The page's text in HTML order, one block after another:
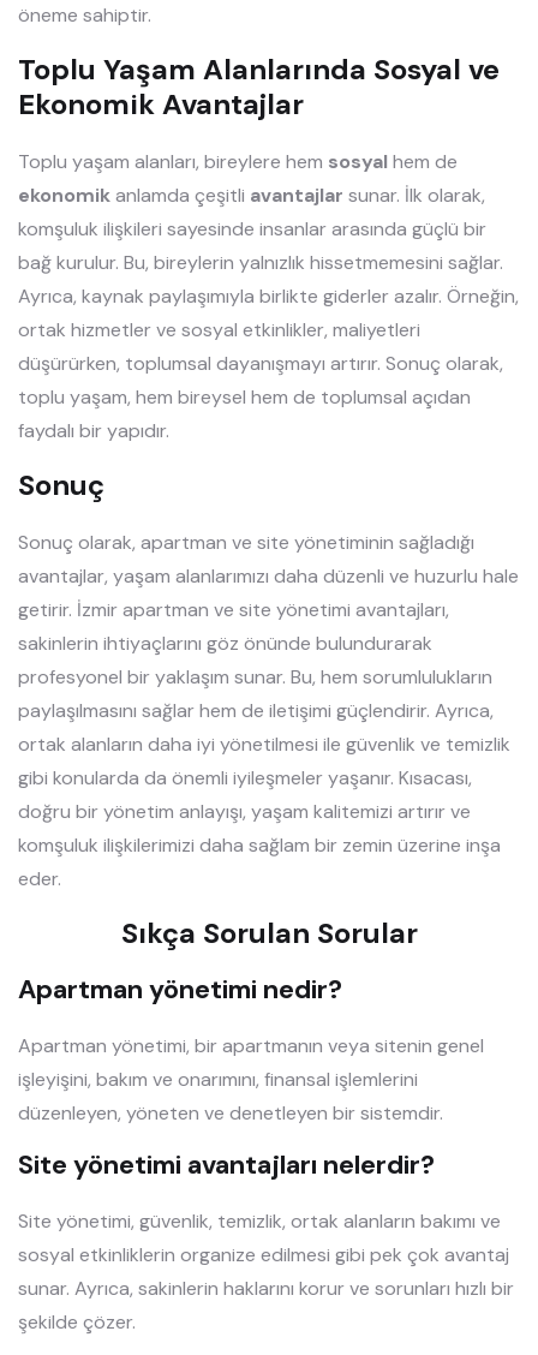
öneme sahiptir.
Toplu Yaşam Alanlarında Sosyal ve
Ekonomik Avantajlar
Toplu yaşam alanları, bireylere hem sosyalhem de
ekonomikanlamda çeşitli avantajlar sunar. İlk olarak,
komşuluk ilişkileri sayesinde insanlar arasında güçlü bir
bağ kurulur. Bu, bireylerin yalnızlık hissetmemesini sağlar.
Ayrıca, kaynak paylaşımıyla birlikte giderler azalır. Örneğin,
ortak hizmetler ve sosyal etkinlikler, maliyetleri
düşürürken, toplumsal dayanışmayı artırır. Sonuç olarak,
toplu yaşam, hem bireysel hem de toplumsal açıdan
faydalı bir yapıdır.
Sonuç
Sonuç olarak, apartman ve site yönetiminin sağladığı
avantajlar, yaşam alanlarımızı daha düzenli ve huzurlu hale
getirir. İzmir apartman ve site yönetimi avantajları,
sakinlerin ihtiyaçlarını göz önünde bulundurarak
profesyonel bir yaklaşım sunar. Bu, hem sorumlulukların
paylaşılmasını sağlar hem de iletişimi güçlendirir. Ayrıca,
ortak alanların daha iyi yönetilmesi ile güvenlik ve temizlik
gibi konularda da önemli iyileşmeler yaşanır. Kısacası,
doğru bir yönetim anlayışı, yaşam kalitemizi artırır ve
komşuluk ilişkilerimizi daha sağlam bir zemin üzerine inşa
eder.
Sıkça Sorulan Sorular
Apartman yönetimi nedir?
Apartman yönetimi, bir apartmanın veya sitenin genel
işleyişini, bakım ve onarımını, finansal işlemlerini
düzenleyen, yöneten ve denetleyen bir sistemdir.
Site yönetimi avantajları nelerdir?
Site yönetimi, güvenlik, temizlik, ortak alanların bakımı ve
sosyal etkinliklerin organize edilmesi gibi pek çok avantaj
sunar. Ayrıca, sakinlerin haklarını korur ve sorunları hızlı bir
şekilde çözer.